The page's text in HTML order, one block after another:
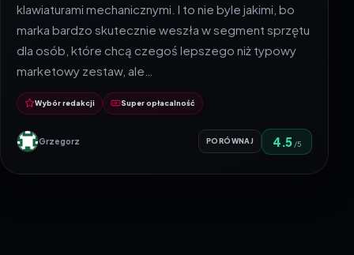
klawiaturami mechanicznymi. I to nie byle jakimi, bo
marka bardzo skutecznie weszła w segment sprzętu
dla osób, które chcą czegoś lepszego niż typowy
marketowy zestaw, ale…
Wybór redakcji Super opłacalność
Grzegorz PORÓWNAJ 4.5 /5